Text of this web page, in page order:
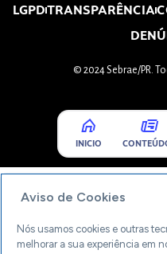
LGPDTRANSPARÊNCIA
© 2024 Sebrae/PR.
INICIO
Aviso de Cookies
Nós usamos cookies e outras
melhorar a sua experiência em